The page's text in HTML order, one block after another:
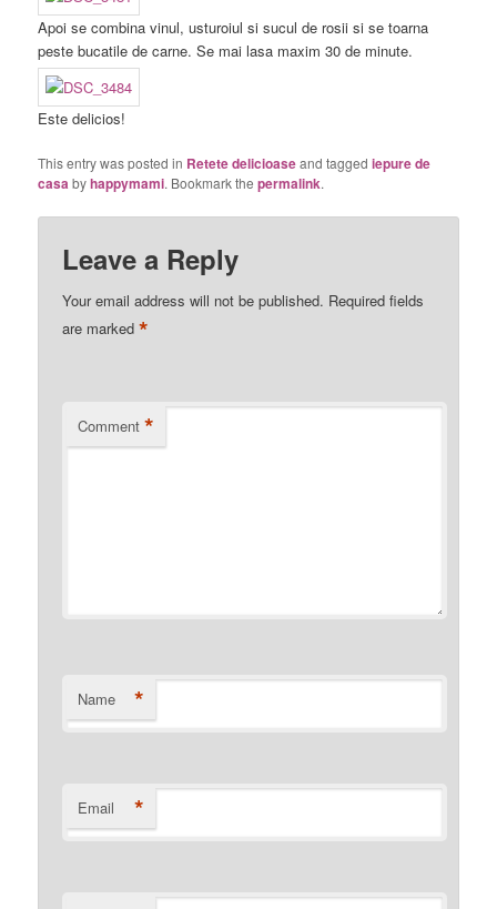
Apoi se combina vinul, usturoiul si sucul de rosii si se toarna
peste bucatile de carne. Se mai lasa maxim 30 de minute.
Este delicios!
This entry was posted in Retete delicioaseand taggediepure de
casabyhappymami. Bookmark thepermalink.
Leave a Reply
Your email address will not be published. Required fields
are marked*
Comment *
Name *
Email *